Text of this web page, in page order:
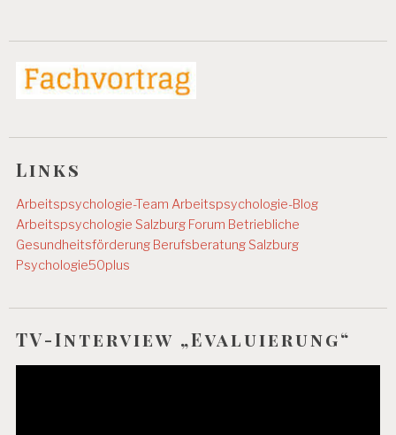
Links
Arbeitspsychologie-TeamArbeitspsychologie-Blog
Arbeitspsychologie Salzburg Forum Betriebliche
Gesundheitsförderung Berufsberatung Salzburg
Psychologie50plus
TV-Interview „Evaluierung“